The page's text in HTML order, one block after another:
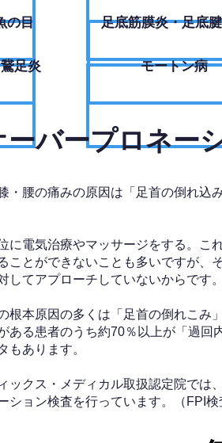
の目
足炎
足底筋膜炎・足底
モートン病
ーバープロネー
・腰の痛みの原因は「足首の倒れ込
に電気治療やマッサージをする。こ
ことができないことも多いですが、
してアプローチしていないからです。
根本原因の多くは「足首の倒れこみ
ある患者のうち約70％以上が「過回
もあります。
ックス・メディカル取扱認定院では
ション検査を行っています。（FPI検